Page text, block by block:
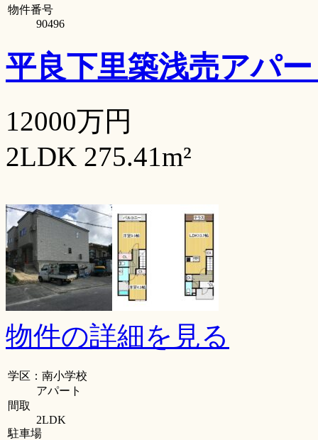
物件番号
90496
平良下里築浅売アパ
12000万円
2LDK 275.41m²
物件の詳細を見る
学区：南小学校
アパート
間取
2LDK
駐車場